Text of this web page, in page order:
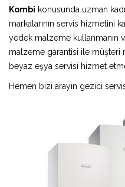
Kombi konusunda uzman
markalarının servis hizmetini
yedek malzeme kullanmanın
malzeme garantisi ile müşteri
beyaz eşya servisi hizmet
Hemen bizi arayın gezici